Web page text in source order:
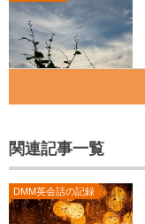
関連記事一覧
DMM英会話の記録